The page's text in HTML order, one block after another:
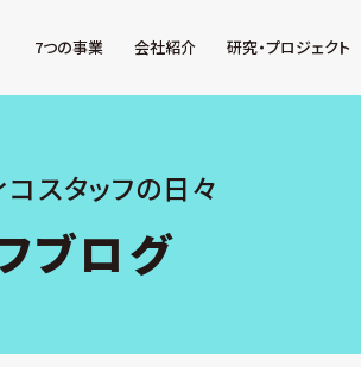
7つの事業 会社紹介 研究・プロジェクト
コスタッフの日々
ブログ